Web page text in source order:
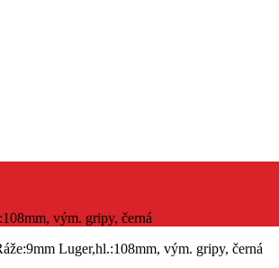
vým. gripy, černá
Luger,hl.:108mm, vým. gripy, černá